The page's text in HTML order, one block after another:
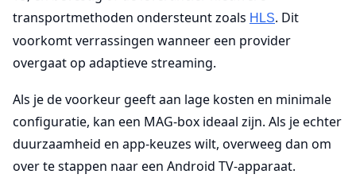
transportmethoden ondersteunt zoals HLS. Dit
voorkomt verrassingen wanneer een provider
overgaat op adaptieve streaming.
Als je de voorkeur geeft aan lage kosten en minimale
configuratie, kan een MAG-box ideaal zijn. Als je echter
duurzaamheid en app-keuzes wilt, overweeg dan om
over te stappen naar een Android TV-apparaat.